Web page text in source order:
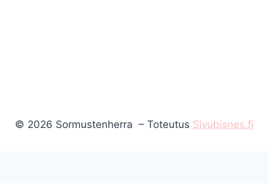
© 2026 Sormustenherra – Toteutus Sivubisnes.fi